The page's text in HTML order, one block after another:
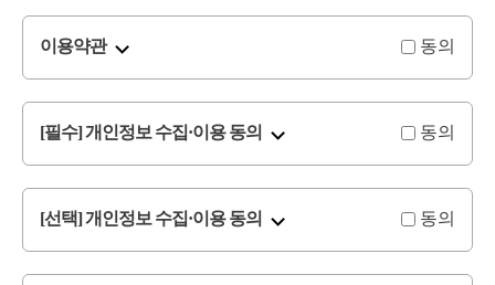
이용약관 동의
[필수] 개인정보 수집·이용 동의 동의
[선택] 개인정보 수집·이용 동의 동의